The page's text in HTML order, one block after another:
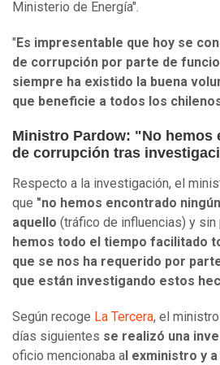
Ministerio de Energía".
" Es impresentable que hoy se
de corrupción por parte de
siempre ha existido la buena
que beneficie a todos los
Ministro Pardow: "No hemos
de corrupción tras
Respecto a la investigación, el
que "no hemos encontrado
aquello (tráfico de influencias) y
hemos todo el tiempo facilitado
que se nos ha requerido por
que están investigando estos
Según recoge La Tercera, el
días siguientes se realizó una
oficio mencionaba a l exministro y